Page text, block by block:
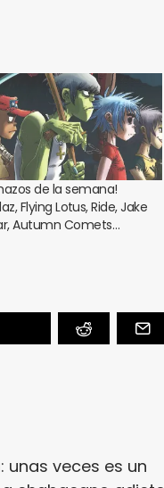
de la semana!
Flying Lotus, Ride, Jake
Autumn Comets…
unas veces es un